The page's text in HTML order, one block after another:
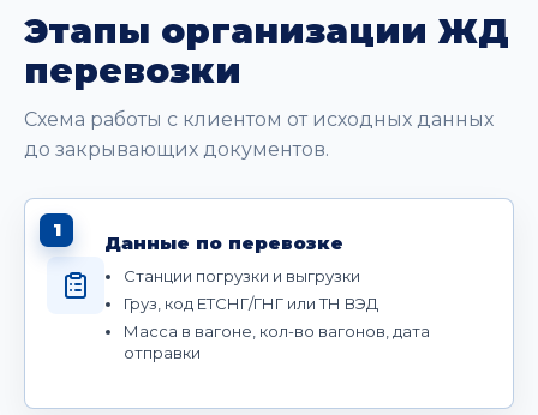
Этапы организации ЖД
перевозки
Схема работы с клиентом от исходных данных
до закрывающих документов.
1
Данные по перевозке
Станции погрузки и выгрузки
Груз, код ЕТСНГ/ГНГ или ТН ВЭД
Масса в вагоне, кол-во вагонов, дата
отправки